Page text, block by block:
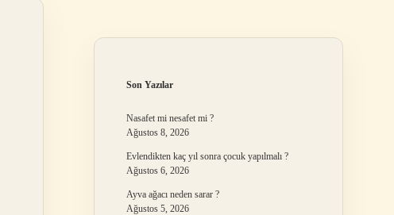
Son Yazılar
Nasafet mi nesafet mi ?
Ağustos 8, 2026
Evlendikten kaç yıl sonra çocuk yapılmalı ?
Ağustos 6, 2026
Ayva ağacı neden sarar ?
Ağustos 5, 2026